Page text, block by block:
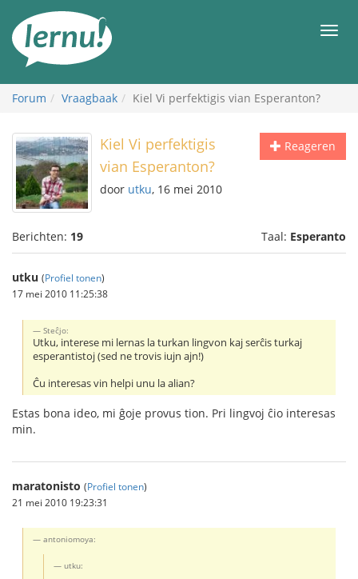
inhoud
Forum Vraagbaak Kiel Vi perfektigis vian Esperanton?
Reageren
Kiel Vi perfektigis
vian Esperanton?
door utku, 16 mei 2010
Berichten: 19 Taal: Esperanto
utku (Profiel tonen)
17 mei 2010 11:25:38
Steĉjo:
Utku, interese mi lernas la turkan lingvon kaj serĉis turkaj
esperantistoj (sed ne trovis iujn ajn!)
Ĉu interesas vin helpi unu la alian?
Estas bona ideo, mi ĝoje provus tion. Pri lingvoj ĉio interesas
min.
maratonisto (Profiel tonen)
21 mei 2010 19:23:31
antoniomoya:
utku: